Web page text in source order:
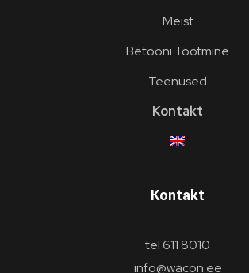
Meist
Betooni Tootmine
Teenused
Kontakt
Kontakt
tel 611 8010
info@wacon.ee